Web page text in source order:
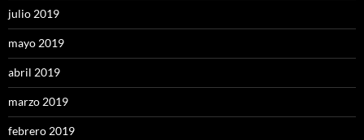
julio 2019
mayo 2019
abril 2019
marzo 2019
febrero 2019